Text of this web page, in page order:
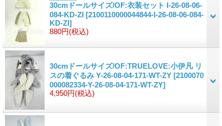
30cmドールサイズ/OF:衣装セット I-26-08-06-
084-KD-ZI [2100110000044844-I-26-08-06-084-
KD-ZI]
880円(税込)
30cmドールサイズ/OF:TRUELOVE:小伊凡 リ
スの着ぐるみ Y-26-08-04-171-WT-ZY [2100070
000082334-Y-26-08-04-171-WT-ZY]
4,950円(税込)